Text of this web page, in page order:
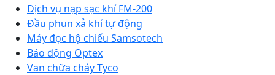
Dịch vụ nạp sạc khí FM-200
Đầu phun xả khí tự động
Máy đọc hộ chiếu Samsotech
Báo động Optex
Van chữa cháy Tyco